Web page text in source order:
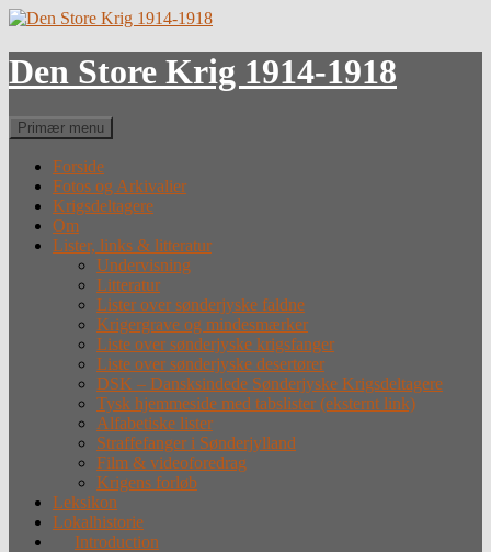
Hop
indhold
Den Store Krig 1914-1918
Søg
Primær menu
Forside
Fotos og Arkivalier
Krigsdeltagere
Om
Lister, links & litteratur
Undervisning
Litteratur
Lister over sønderjyske faldne
Krigergrave og mindesmærker
Liste over sønderjyske krigsfanger
Liste over sønderjyske desertører
DSK – Dansksindede Sønderjyske Krigsdeltagere
Tysk hjemmeside med tabslister (eksternt link)
Alfabetiske lister
Straffefanger i Sønderjylland
Film & videoforedrag
Krigens forløb
Leksikon
Lokalhistorie
Introduction